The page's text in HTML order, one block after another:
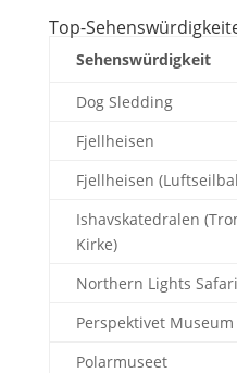
Top-
Sehenswürdigkeit
Dog Sledding
Fjellheisen
Fjellheisen
Ishavskatedralen
Kirke)
Northern Lights Safari
Perspektivet Museum
Polarmuseet